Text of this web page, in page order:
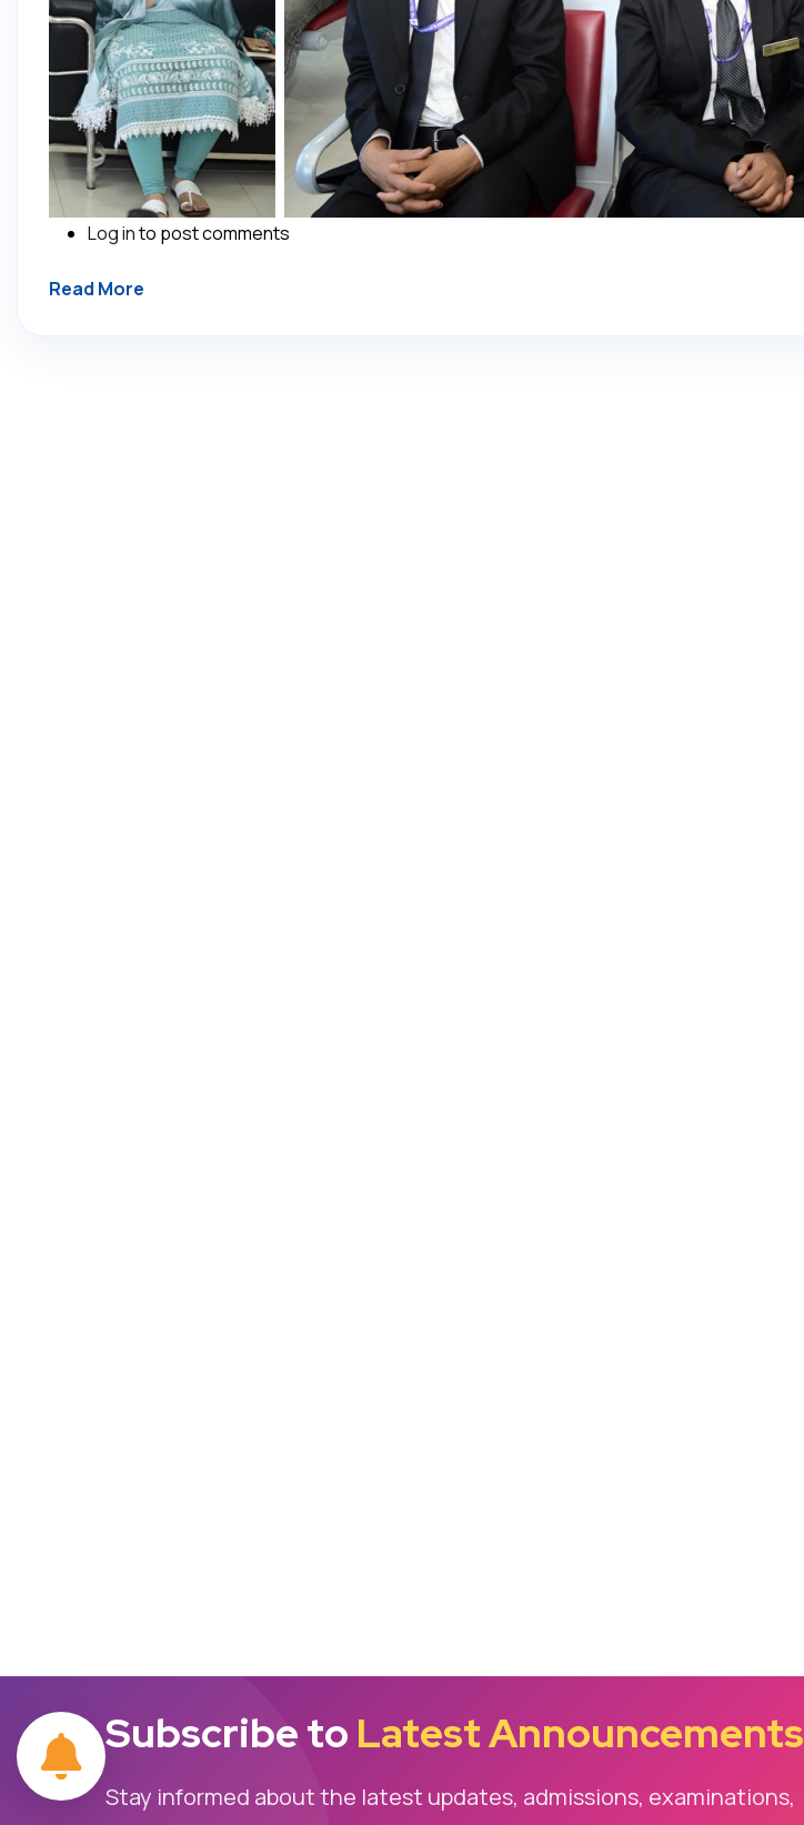
Log into post comments
Subscribe to Latest Announcements
Stay informed about the latest updates, admissions, examinations,